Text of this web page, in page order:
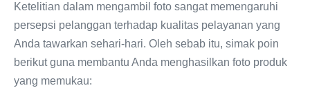
Ketelitian dalam mengambil foto sangat memengaruhi
persepsi pelanggan terhadap kualitas pelayanan yang
Anda tawarkan sehari-hari. Oleh sebab itu, simak poin
berikut guna membantu Anda menghasilkan foto produk
yang memukau: